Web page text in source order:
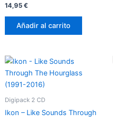
Valorado
con
0
14,95€
Añadir al carrito
Digipack 2 CD
Ikon – Like Sounds Through